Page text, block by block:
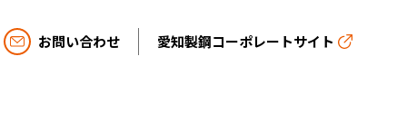
お問い合わせ 愛知製鋼コーポレートサイト